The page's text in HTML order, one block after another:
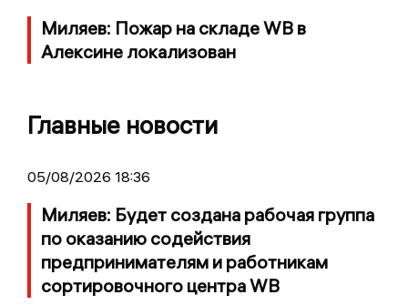
Миляев: Пожар на складе WB в
Алексине локализован
Главные новости
05/08/2026 18:36
Миляев: Будет создана рабочая группа
по оказанию содействия
предпринимателям и работникам
сортировочного центра WB